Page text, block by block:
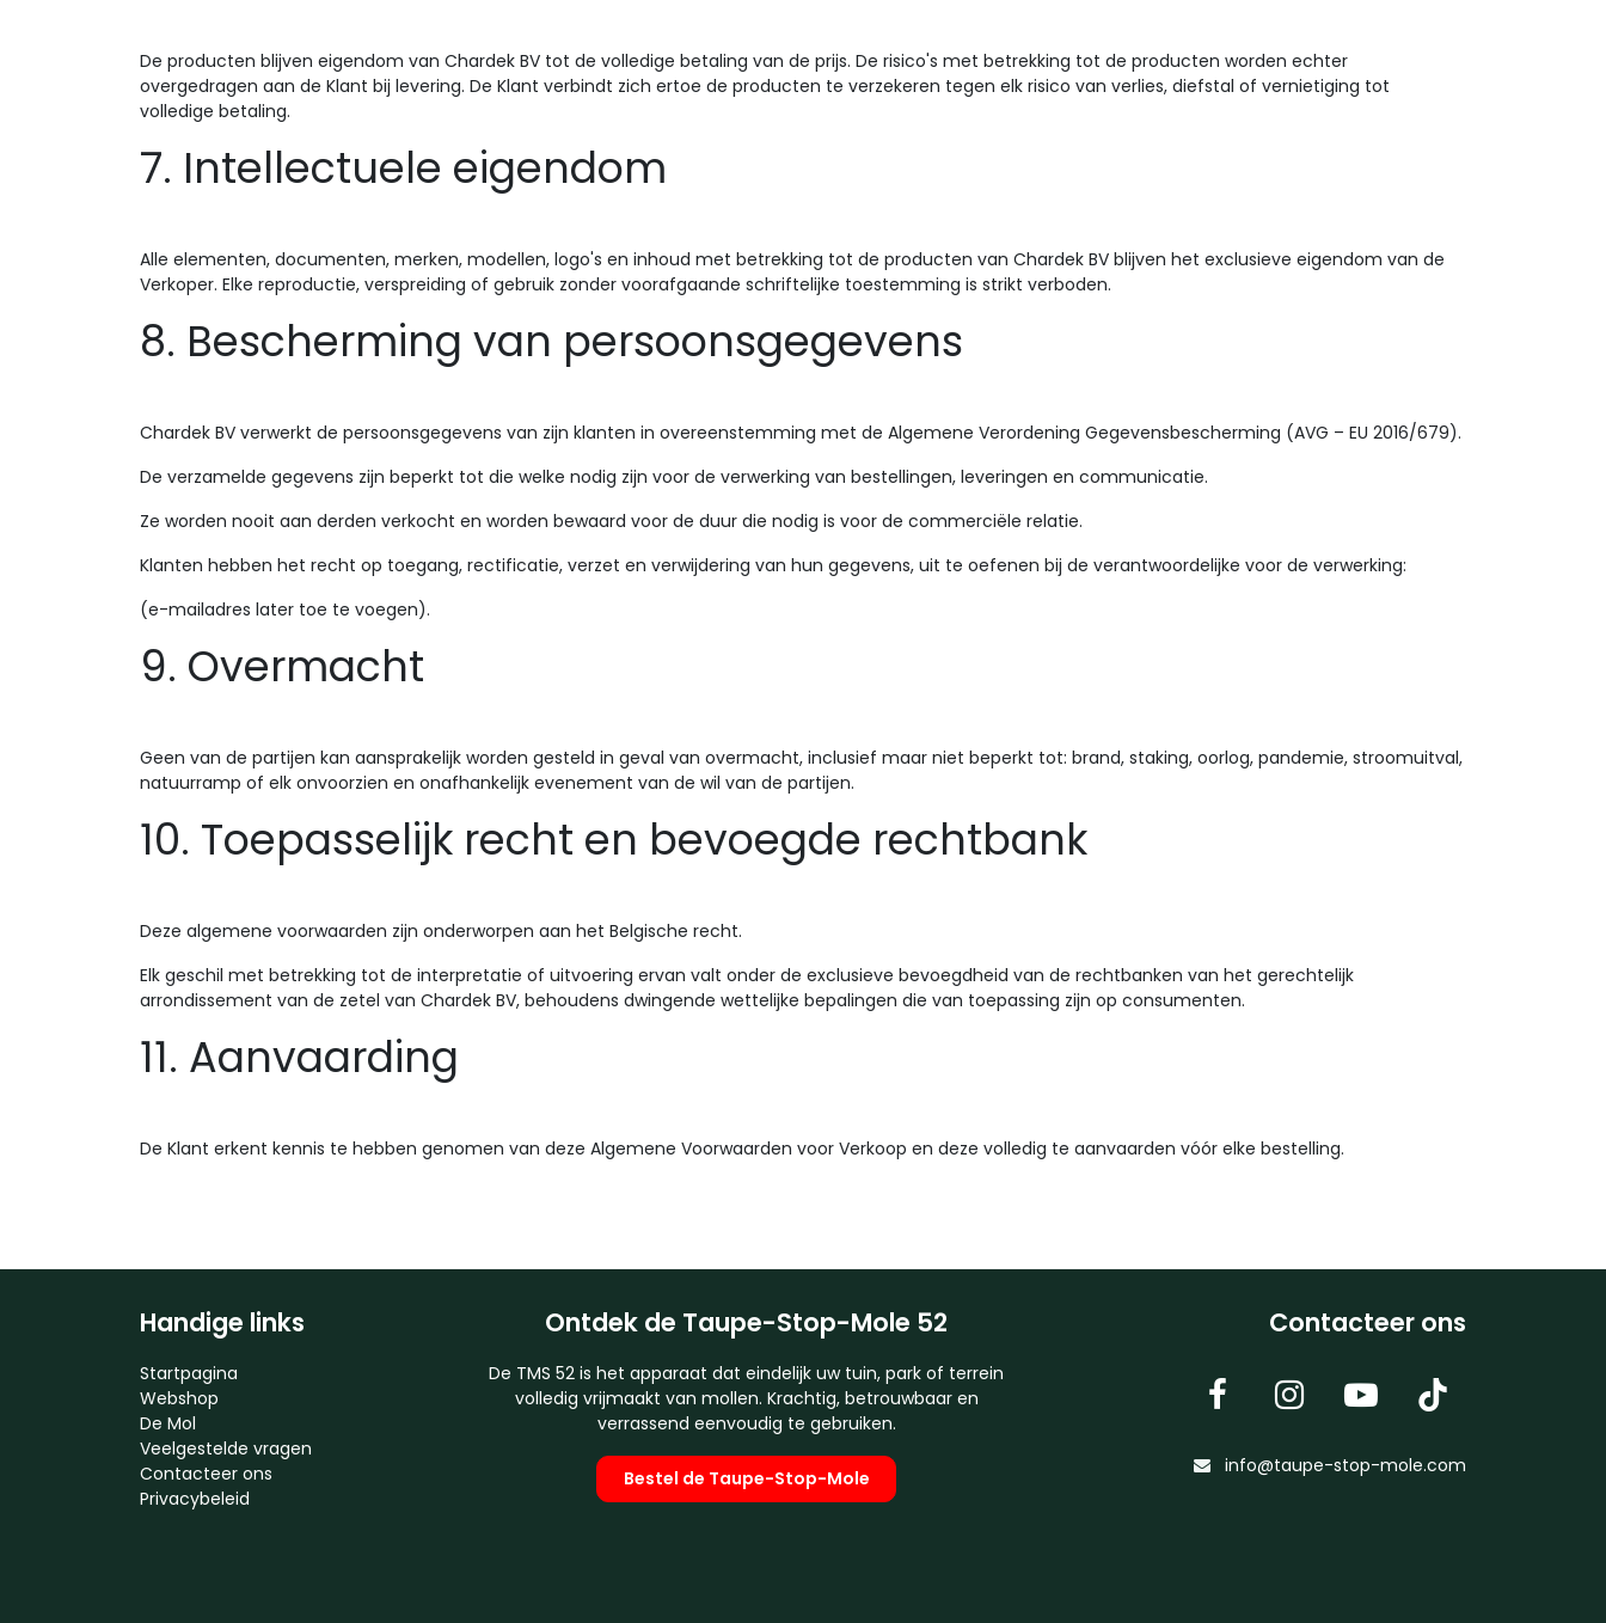
De producten blijven eigendom van Chardek BV tot de volledige betaling van de prijs. De risico's met betrekking tot de producten worden echter
overgedragen aan de Klant bij levering. De Klant verbindt zich ertoe de producten te verzekeren tegen elk risico van verlies, diefstal of vernietiging tot
volledige betaling.
7. Intellectuele eigendom
Alle elementen, documenten, merken, modellen, logo's en inhoud met betrekking tot de producten van Chardek BV blijven het exclusieve eigendom van de
Verkoper. Elke reproductie, verspreiding of gebruik zonder voorafgaande schriftelijke toestemming is strikt verboden.
8. Bescherming van persoonsgegevens
Chardek BV verwerkt de persoonsgegevens van zijn klanten in overeenstemming met de Algemene Verordening Gegevensbescherming (AVG – EU 2016/679).
De verzamelde gegevens zijn beperkt tot die welke nodig zijn voor de verwerking van bestellingen, leveringen en communicatie.
Ze worden nooit aan derden verkocht en worden bewaard voor de duur die nodig is voor de commerciële relatie.
Klanten hebben het recht op toegang, rectificatie, verzet en verwijdering van hun gegevens, uit te oefenen bij de verantwoordelijke voor de verwerking:
(e-mailadres later toe te voegen).
9. Overmacht
Geen van de partijen kan aansprakelijk worden gesteld in geval van overmacht, inclusief maar niet beperkt tot: brand, staking, oorlog, pandemie, stroomuitval,
natuurramp of elk onvoorzien en onafhankelijk evenement van de wil van de partijen.
10. Toepasselijk recht en bevoegde rechtbank
Deze algemene voorwaarden zijn onderworpen aan het Belgische recht.
Elk geschil met betrekking tot de interpretatie of uitvoering ervan valt onder de exclusieve bevoegdheid van de rechtbanken van het gerechtelijk
arrondissement van de zetel van Chardek BV, behoudens dwingende wettelijke bepalingen die van toepassing zijn op consumenten.
11. Aanvaarding
De Klant erkent kennis te hebben genomen van deze Algemene Voorwaarden voor Verkoop en deze volledig te aanvaarden vóór elke bestelling.
Handige links
Startpagina
Webshop
De Mol
Veelgestelde vragen
Contacteer ons
Privacybeleid
Ontdek de Taupe-Stop-Mole 52
De TMS 52 is het apparaat dat eindelijk uw tuin, park of terrein
volledig vrijmaakt van mollen. Krachtig, betrouwbaar en
verrassend eenvoudig te gebruiken.
Bestel de Taupe-Stop-Mole
Contacteer ons
info@taupe-stop-mole.com